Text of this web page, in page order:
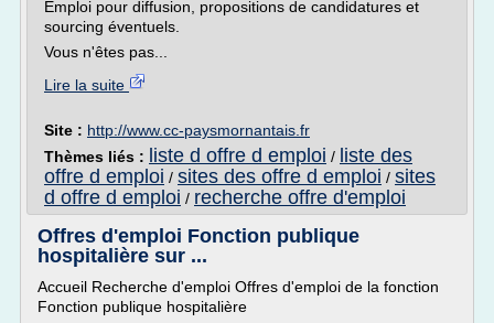
Emploi pour diffusion, propositions de candidatures et
sourcing éventuels.
Vous n'êtes pas...
Lire la suite
Site : http://www.cc-paysmornantais.fr
Thèmes liés :
liste d offre d emploi / liste des
offre d emploi / sites des offre d emploi / sites
d offre d emploi / recherche offre d'emploi
Offres d'emploi Fonction publique
hospitalière sur ...
Accueil Recherche d'emploi Offres d'emploi de la fonction
Fonction publique hospitalière